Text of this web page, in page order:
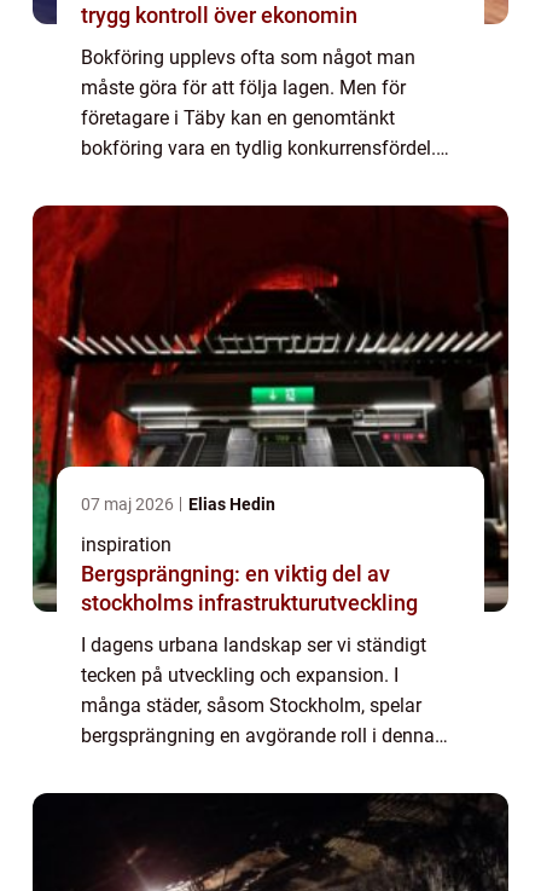
trygg kontroll över ekonomin
Bokföring upplevs ofta som något man
måste göra för att följa lagen. Men för
företagare i Täby kan en genomtänkt
bokföring vara en tydlig konkurrensfördel.
begripliga går det lättare att fatta beslut,
växa h...
07 maj 2026 Elias Hedin
inspiration
Bergsprängning: en viktig del av
stockholms infrastrukturutveckling
I dagens urbana landskap ser vi ständigt
tecken på utveckling och expansion. I
många städer, såsom Stockholm, spelar
bergsprängning en avgörande roll i denna